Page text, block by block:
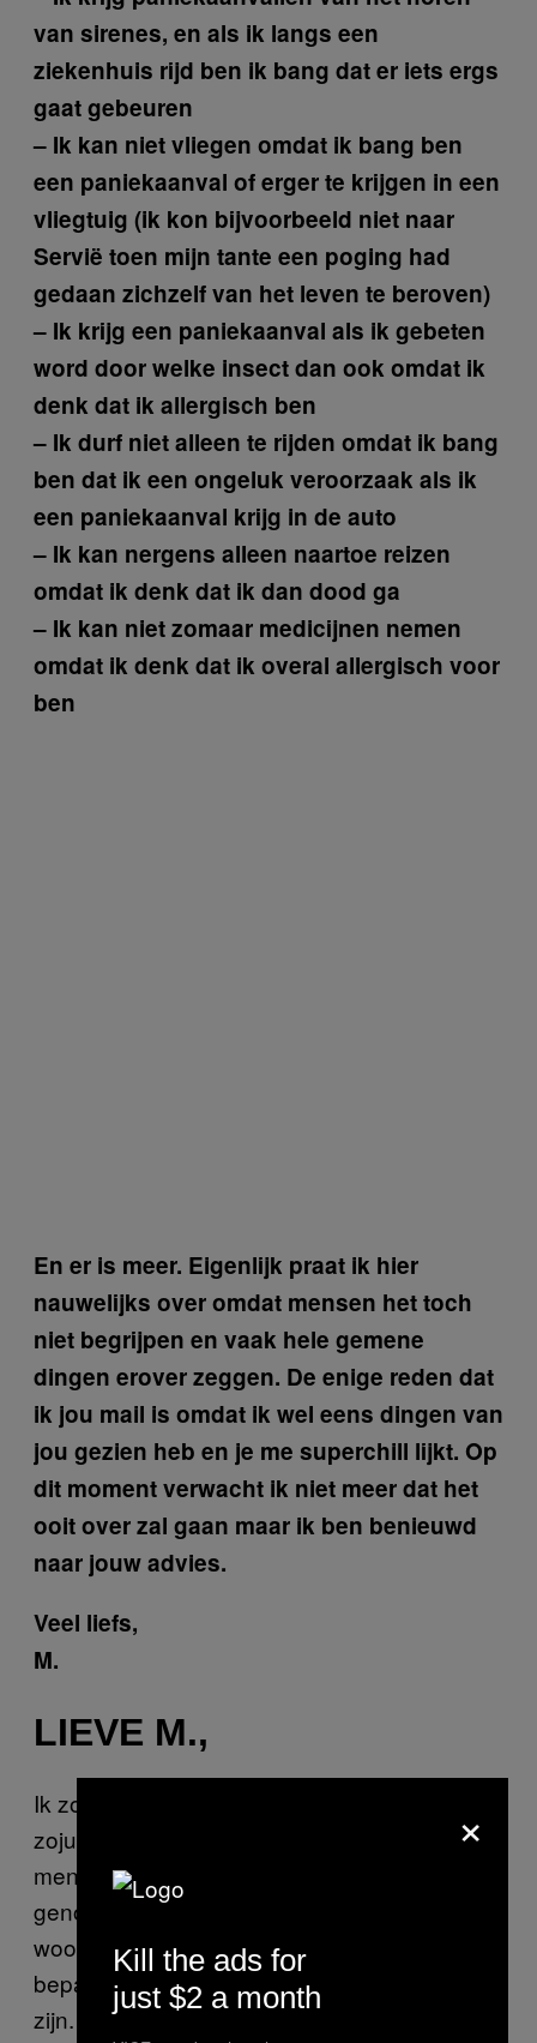
van sirenes, en als ik langs een
ziekenhuis rijd ben ik bang dat er iets ergs
gaat gebeuren
– Ik kan niet vliegen omdat ik bang ben
een paniekaanval of erger te krijgen in een
vliegtuig (ik kon bijvoorbeeld niet naar
Servië toen mijn tante een poging had
gedaan zichzelf van het leven te beroven)
– Ik krijg een paniekaanval als ik gebeten
word door welke insect dan ook omdat ik
denk dat ik allergisch ben
– Ik durf niet alleen te rijden omdat ik bang
ben dat ik een ongeluk veroorzaak als ik
een paniekaanval krijg in de auto
– Ik kan nergens alleen naartoe reizen
omdat ik denk dat ik dan dood ga
– Ik kan niet zomaar medicijnen nemen
omdat ik denk dat ik overal allergisch voor
ben
En er is meer. Eigenlijk praat ik hier
nauwelijks over omdat mensen het toch
niet begrijpen en vaak hele gemene
dingen erover zeggen. De enige reden dat
ik jou mail is omdat ik wel eens dingen van
jou gezien heb en je me superchill lijkt. Op
dit moment verwacht ik niet meer dat het
ooit over zal gaan maar ik ben benieuwd
naar jouw advies.
Veel liefs,
M.
LIEVE M.,
Ik zou je eerst graag willen vertellen dat je
zojuist de belangrijkste (en voor sommige
mensen ook de meest onmogelijke) stap hebt
genomen: je hebt je gevoelens omgezet in
woorden en hebt durven toegeven dat er
bepaalde dingen in je leven problematisch
zijn. Ook wil ik nog even benoemen dat je
×
Kill the ads for
just $2 a month